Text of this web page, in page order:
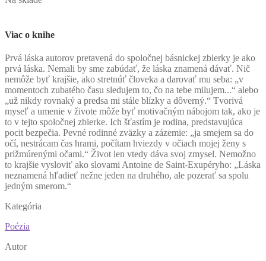
Viac o knihe
Prvá láska autorov pretavená do spoločnej básnickej zbierky je ako
prvá láska. Nemali by sme zabúdať, že láska znamená dávať. Nič
nemôže byť krajšie, ako stretnúť človeka a darovať mu seba: „v
momentoch zubatého času sledujem to, čo na tebe milujem...“ alebo
„už nikdy rovnaký a predsa mi stále blízky a dôverný.“ Tvorivá
myseľ a umenie v živote môže byť motivačným nábojom tak, ako je
to v tejto spoločnej zbierke. Ich šťastím je rodina, predstavujúca
pocit bezpečia. Pevné rodinné zväzky a zázemie: „ja smejem sa do
očí, nestrácam čas hrami, počítam hviezdy v očiach mojej ženy s
prižmúrenými očami.“ Život len vtedy dáva svoj zmysel. Nemožno
to krajšie vysloviť ako slovami Antoine de Saint-Exupéryho: „Láska
neznamená hľadieť nežne jeden na druhého, ale pozerať sa spolu
jedným smerom.“
Kategória
Poézia
Autor